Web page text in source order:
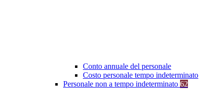
Conto annuale del personale
Costo personale tempo indeterminato
Personale non a tempo indeterminato 62